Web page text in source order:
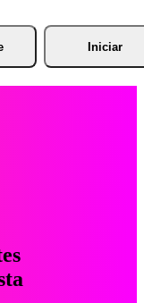
Iniciar